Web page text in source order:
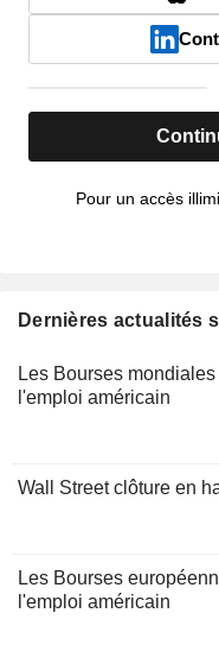
Pour un accès
Dernières actualités
Les Bourses
l'emploi américain
Wall Street clôture en
Les Bourses
l'emploi américain